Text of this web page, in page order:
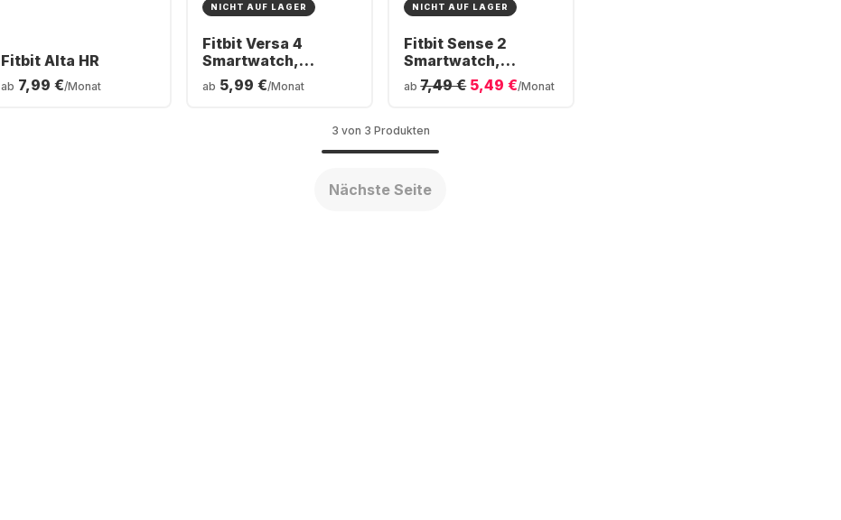
Fitbit Alta HR
ab 7,99 €/Monat
NICHT AUF LAGER
Fitbit Versa 4
Smartwatch,
Aluminium Case,
40mm
ab 5,99 €/Monat
NICHT AUF LAGER
Fitbit Sense 2
Smartwatch,
Aluminium Case,
40mm
ab 7,49 € 5,49 €/Monat
3 von 3 Produkten
Nächste Seite